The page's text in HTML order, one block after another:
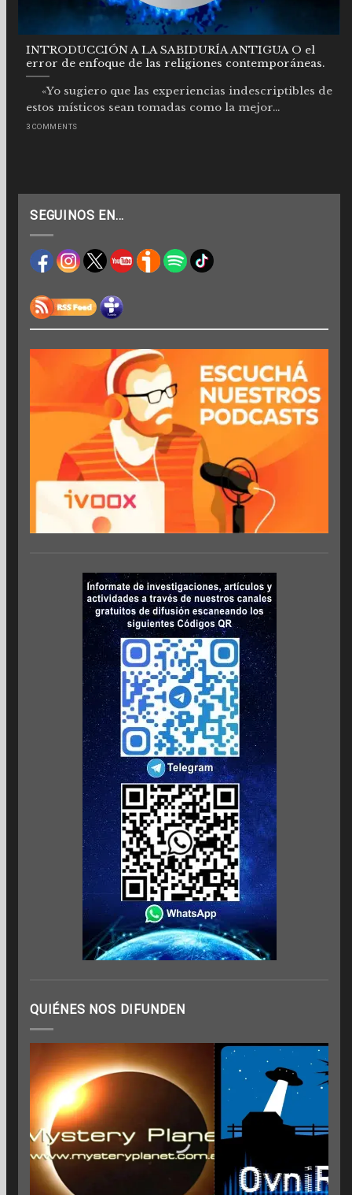
INTRODUCCIÓN A LA SABIDURÍA ANTIGUA O el
error de enfoque de las religiones contemporáneas.
«Yo sugiero que las experiencias indescriptibles de
estos místicos sean tomadas como la mejor...
3 COMMENTS
SEGUINOS EN…
QUIÉNES NOS DIFUNDEN